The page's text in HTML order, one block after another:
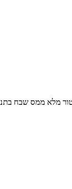
מלא ממס שבח